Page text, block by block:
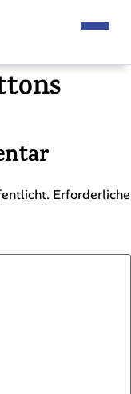
Erforderliche